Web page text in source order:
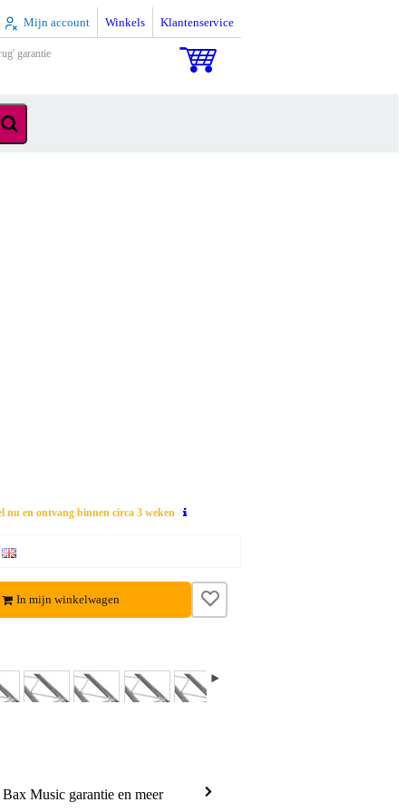
Mijn account Winkels Klantenservice
garantie
nu en ontvang binnen circa 3 weken
In mijn winkelwagen
Music garantie en meer